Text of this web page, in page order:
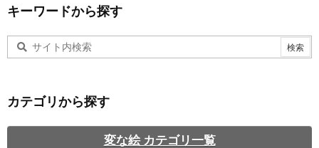
キーワードから探す
カテゴリから探す
変な絵 カテゴリ一覧